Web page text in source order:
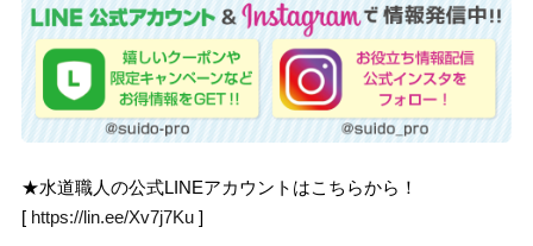
★水道職人の公式LINEアカウントはこちらから！
[ https://lin.ee/Xv7j7Ku ]